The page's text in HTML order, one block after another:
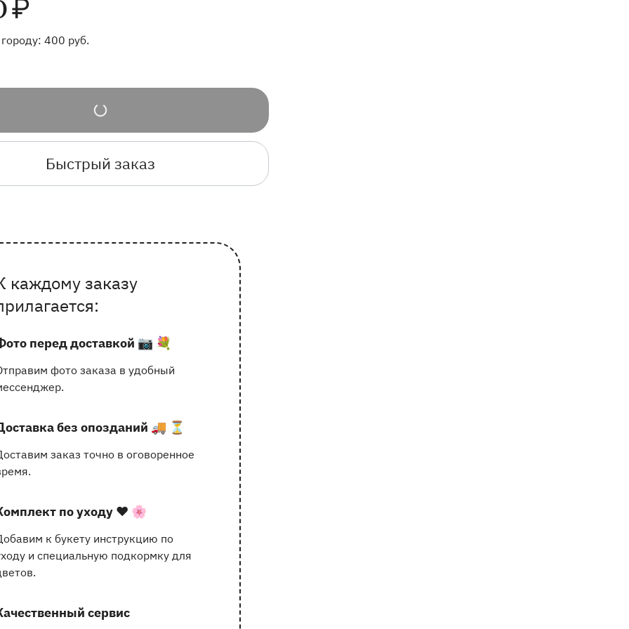
₽
400 руб.
Быстрый заказ
выбирают Флорео
каждому заказу
перед доставкой 📷 💐
фото заказа в удобный
без опозданий 🚚 ⏳
заказ точно в оговоренное
по уходу ❤️ 🌸
к букету инструкцию по
и специальную подкормку для
сервис